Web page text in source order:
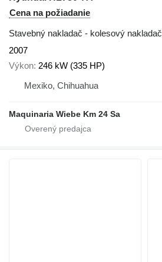
Cena na požiadanie
Stavebný nakladač - kolesový nakladač
2007
Výkon 246 kW (335 HP)
Mexiko, Chihuahua
Maquinaria Wiebe Km 24 Sa